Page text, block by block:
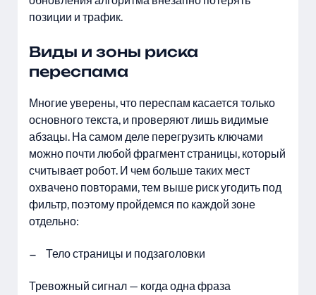
позиции и трафик.
Виды и зоны риска
переспама
Многие уверены, что переспам касается только
основного текста, и проверяют лишь видимые
абзацы. На самом деле перегрузить ключами
можно почти любой фрагмент страницы, который
считывает робот. И чем больше таких мест
охвачено повторами, тем выше риск угодить под
фильтр, поэтому пройдемся по каждой зоне
отдельно:
Тело страницы и подзаголовки
Тревожный сигнал — когда одна фраза